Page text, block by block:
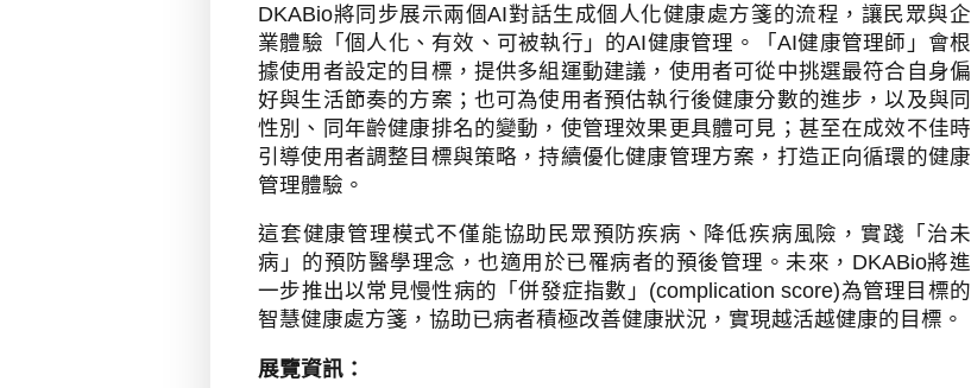
DKABio將同步展示兩個AI對話生成個人化健康處方箋的流程，讓民眾與企
業體驗「個人化、有效、可被執行」的AI健康管理。「AI健康管理師」會根
據使用者設定的目標，提供多組運動建議，使用者可從中挑選最符合自身偏
好與生活節奏的方案；也可為使用者預估執行後健康分數的進步，以及與同
性別、同年齡健康排名的變動，使管理效果更具體可見；甚至在成效不佳時
引導使用者調整目標與策略，持續優化健康管理方案，打造正向循環的健康
管理體驗。
這套健康管理模式不僅能協助民眾預防疾病、降低疾病風險，實踐「治未
病」的預防醫學理念，也適用於已罹病者的預後管理。未來， DKABio將進
一步推出以常見慢性病的「併發症指數」 (complication score)為管理目標的
智慧健康處方箋，協助已病者積極改善健康狀況，實現越活越健康的目標。
展覽資訊：